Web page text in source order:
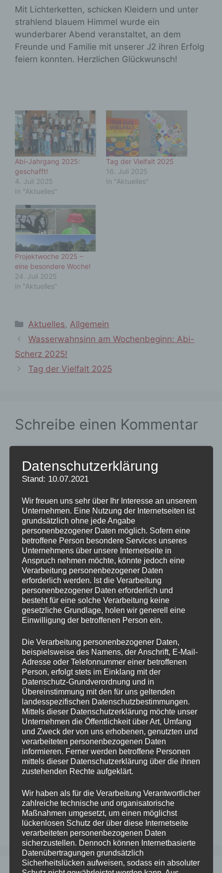
Mit Lichterketten, schicken Kleidern und unter
strahlend blauem Himmel wurde ein
wunderbarer Abend veranstaltet, an dem
Freunde und Familie mit unserer J2 ihren Erfolg
feiern konnten. Herzlichen Glückwunsch!
Abi-Jahrgang 2025:
geschafft!
4. Juli 2025
In "Aktuelles"
Tag der Vielfalt 2025
16. Juli 2025
In "Aktuelles"
Projektwoche 2025 –
eine besondere Woche!
24. Juli 2025
In "Aktuelles"
Kategorien
Aktuelles,Allgemein
Wasserwahnsinn am Wochenbeginn: Abi-
Scherz 2025!
Tag der Vielfalt 2025
Schreibe einen Kommentar
Name
E-
Mail-
Adresse
Website
Name, E-Mail-Adresse und Website in
diesem Browser für meinen nächsten
Kommentar speichern.
*
Benachrichtige mich über nachfolgende
Kommentare via E-Mail.
Benachrichtige mich über neue Beiträge via
Datenschutzerklärung
Stand: 10.07.2021
Wir freuen uns sehr über Ihr Interesse an unserem
Unternehmen. Eine Nutzung der Internetseiten ist
grundsätzlich ohne jede Angabe
personenbezogener Daten möglich. Sofern eine
betroffene Person besondere Services unseres
Unternehmens über unsere Internetseite in
Anspruch nehmen möchte, könnte jedoch eine
Verarbeitung personenbezogener Daten
erforderlich werden. Ist die Verarbeitung
personenbezogener Daten erforderlich und
besteht für eine solche Verarbeitung keine
gesetzliche Grundlage, holen wir generell eine
Einwilligung der betroffenen Person ein.
Die Verarbeitung personenbezogener Daten,
beispielsweise des Namens, der Anschrift, E-Mail-
Adresse oder Telefonnummer einer betroffenen
Person, erfolgt stets im Einklang mit der
Datenschutz-Grundverordnung und in
Übereinstimmung mit den für uns geltenden
landesspezifischen Datenschutzbestimmungen.
Mittels dieser Datenschutzerklärung möchte unser
Unternehmen die Öffentlichkeit über Art, Umfang
und Zweck der von uns erhobenen, genutzten und
verarbeiteten personenbezogenen Daten
informieren. Ferner werden betroffene Personen
mittels dieser Datenschutzerklärung über die ihnen
zustehenden Rechte aufgeklärt.
Wir haben als für die Verarbeitung Verantwortlicher
zahlreiche technische und organisatorische
Maßnahmen umgesetzt, um einen möglichst
lückenlosen Schutz der über diese Internetseite
verarbeiteten personenbezogenen Daten
sicherzustellen. Dennoch können Internetbasierte
Datenübertragungen grundsätzlich
Sicherheitslücken aufweisen, sodass ein absoluter